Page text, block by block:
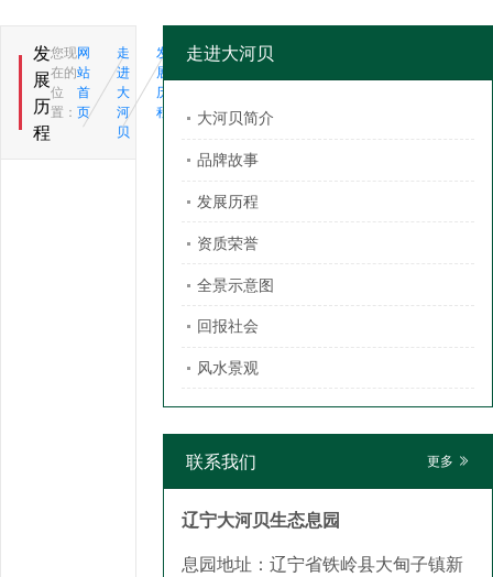
发
展
历
程
您现
在的
位
置：
网
站
首
页
走
进
大
河
贝
发
展
历
程
走进大河贝
大河贝简介
品牌故事
发展历程
资质荣誉
全景示意图
回报社会
风水景观
联系我们 更多
辽宁大河贝生态息园
息园地址：辽宁省铁岭县大甸子镇新